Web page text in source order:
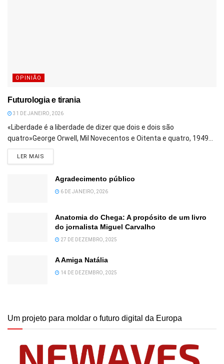
OPINIÃO
Futurologia e tirania
31 DE JANEIRO, 2026
«Liberdade é a liberdade de dizer que dois e dois são
quatro»George Orwell, Mil Novecentos e Oitenta e quatro, 1949...
LER MAIS
Agradecimento público
6 DE JANEIRO, 2026
Anatomia do Chega: A propósito de um livro
do jornalista Miguel Carvalho
27 DE DEZEMBRO, 2025
A Amiga Natália
14 DE DEZEMBRO, 2025
Um projeto para moldar o futuro digital da Europa